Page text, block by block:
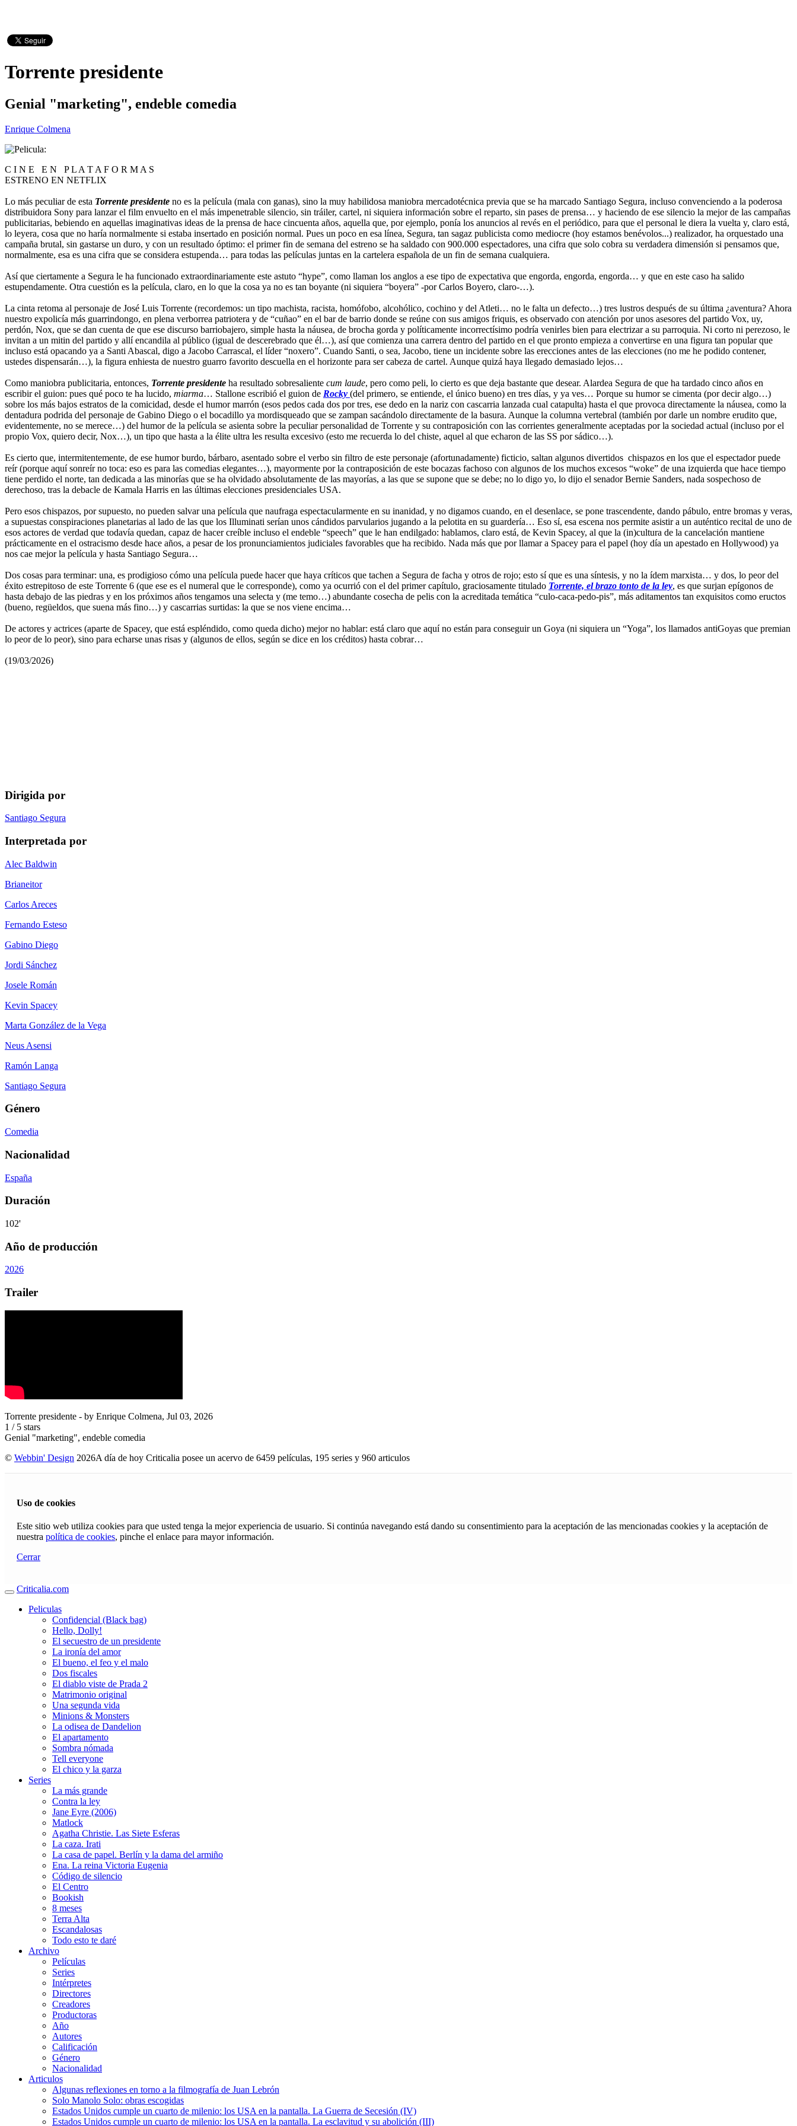
Torrente presidente
Genial "marketing", endeble comedia
Enrique Colmena
C I N E E N P L A T A F O R M A S
ESTRENO EN NETFLIX
Lo más peculiar de esta Torrente presidente no es la película (mala con ganas), sino la muy habilidosa maniobra mercadotécnica previa que se ha marcado Santiago Segura, incluso convenciendo a la poderosa
distribuidora Sony para lanzar el film envuelto en el más impenetrable silencio, sin tráiler, cartel, ni siquiera información sobre el reparto, sin pases de prensa… y haciendo de ese silencio la mejor de las campañas
publicitarias, bebiendo en aquellas imaginativas ideas de la prensa de hace cincuenta años, aquella que, por ejemplo, ponía los anuncios al revés en el periódico, para que el personal le diera la vuelta y, claro está,
lo leyera, cosa que no haría normalmente si estaba insertado en posición normal. Pues un poco en esa línea, Segura, tan sagaz publicista como mediocre (hoy estamos benévolos...) realizador, ha orquestado una
campaña brutal, sin gastarse un duro, y con un resultado óptimo: el primer fin de semana del estreno se ha saldado con 900.000 espectadores, una cifra que solo cobra su verdadera dimensión si pensamos que,
normalmente, esa es una cifra que se considera estupenda… para todas las películas juntas en la cartelera española de un fin de semana cualquiera.
Así que ciertamente a Segura le ha funcionado extraordinariamente este astuto “hype”, como llaman los anglos a ese tipo de expectativa que engorda, engorda, engorda… y que en este caso ha salido
estupendamente. Otra cuestión es la película, claro, en lo que la cosa ya no es tan boyante (ni siquiera “boyera” -por Carlos Boyero, claro-…).
La cinta retoma al personaje de José Luis Torrente (recordemos: un tipo machista, racista, homófobo, alcohólico, cochino y del Atleti… no le falta un defecto…) tres lustros después de su última ¿aventura? Ahora
nuestro expolicía más guarrindongo, en plena verborrea patriotera y de “cuñao” en el bar de barrio donde se reúne con sus amigos friquis, es observado con atención por unos asesores del partido Vox, uy,
perdón, Nox, que se dan cuenta de que ese discurso barriobajero, simple hasta la náusea, de brocha gorda y políticamente incorrectísimo podría venirles bien para electrizar a su parroquia. Ni corto ni perezoso, le
invitan a un mitin del partido y allí encandila al público (igual de descerebrado que él…), así que comienza una carrera dentro del partido en el que pronto empieza a convertirse en una figura tan popular que
incluso está opacando ya a Santi Abascal, digo a Jacobo Carrascal, el líder “noxero”. Cuando Santi, o sea, Jacobo, tiene un incidente sobre las erecciones antes de las elecciones (no me he podido contener,
ustedes dispensarán…), la figura enhiesta de nuestro guarro favorito descuella en el horizonte para ser cabeza de cartel. Aunque quizá haya llegado demasiado lejos…
Como maniobra publicitaria, entonces, Torrente presidente ha resultado sobresaliente cum laude, pero como peli, lo cierto es que deja bastante que desear. Alardea Segura de que ha tardado cinco años en
escribir el guion: pues qué poco te ha lucido, miarma… Stallone escribió el guion de Rocky (del primero, se entiende, el único bueno) en tres días, y ya ves… Porque su humor se cimenta (por decir algo…)
sobre los más bajos estratos de la comicidad, desde el humor marrón (esos pedos cada dos por tres, ese dedo en la nariz con cascarria lanzada cual catapulta) hasta el que provoca directamente la náusea, como la
dentadura podrida del personaje de Gabino Diego o el bocadillo ya mordisqueado que se zampan sacándolo directamente de la basura. Aunque la columna vertebral (también por darle un nombre erudito que,
evidentemente, no se merece…) del humor de la película se asienta sobre la peculiar personalidad de Torrente y su contraposición con las corrientes generalmente aceptadas por la sociedad actual (incluso por el
propio Vox, quiero decir, Nox…), un tipo que hasta a la élite ultra les resulta excesivo (esto me recuerda lo del chiste, aquel al que echaron de las SS por sádico…).
Es cierto que, intermitentemente, de ese humor burdo, bárbaro, asentado sobre el verbo sin filtro de este personaje (afortunadamente) ficticio, saltan algunos divertidos chispazos en los que el espectador puede
reír (porque aquí sonreír no toca: eso es para las comedias elegantes…), mayormente por la contraposición de este bocazas fachoso con algunos de los muchos excesos “woke” de una izquierda que hace tiempo
tiene perdido el norte, tan dedicada a las minorías que se ha olvidado absolutamente de las mayorías, a las que se supone que se debe; no lo digo yo, lo dijo el senador Bernie Sanders, nada sospechoso de
derechoso, tras la debacle de Kamala Harris en las últimas elecciones presidenciales USA.
Pero esos chispazos, por supuesto, no pueden salvar una película que naufraga espectacularmente en su inanidad, y no digamos cuando, en el desenlace, se pone trascendente, dando pábulo, entre bromas y veras,
a supuestas conspiraciones planetarias al lado de las que los Illuminati serían unos cándidos parvularios jugando a la pelotita en su guardería… Eso sí, esa escena nos permite asistir a un auténtico recital de uno de
esos actores de verdad que todavía quedan, capaz de hacer creíble incluso el endeble “speech” que le han endilgado: hablamos, claro está, de Kevin Spacey, al que la (in)cultura de la cancelación mantiene
prácticamente en el ostracismo desde hace años, a pesar de los pronunciamientos judiciales favorables que ha recibido. Nada más que por llamar a Spacey para el papel (hoy día un apestado en Hollywood) ya
nos cae mejor la película y hasta Santiago Segura…
Dos cosas para terminar: una, es prodigioso cómo una película puede hacer que haya críticos que tachen a Segura de facha y otros de rojo; esto sí que es una síntesis, y no la ídem marxista… y dos, lo peor del
éxito estrepitoso de este Torrente 6 (que ese es el numeral que le corresponde), como ya ocurrió con el del primer capítulo, graciosamente titulado Torrente, el brazo tonto de la ley, es que surjan epígonos de
hasta debajo de las piedras y en los próximos años tengamos una selecta y (me temo…) abundante cosecha de pelis con la acreditada temática “culo-caca-pedo-pis”, más aditamentos tan exquisitos como eructos
(bueno, regüeldos, que suena más fino…) y cascarrias surtidas: la que se nos viene encima…
De actores y actrices (aparte de Spacey, que está espléndido, como queda dicho) mejor no hablar: está claro que aquí no están para conseguir un Goya (ni siquiera un “Yoga”, los llamados antiGoyas que premian
lo peor de lo peor), sino para echarse unas risas y (algunos de ellos, según se dice en los créditos) hasta cobrar…
(19/03/2026)
Dirigida por
Santiago Segura
Interpretada por
Alec Baldwin
Brianeitor
Carlos Areces
Fernando Esteso
Gabino Diego
Jordi Sánchez
Josele Román
Kevin Spacey
Marta González de la Vega
Neus Asensi
Ramón Langa
Santiago Segura
Género
Comedia
Nacionalidad
España
Duración
102'
Año de producción
2026
Trailer
Torrente presidente - by Enrique Colmena, Jul 03, 2026
1 / 5 stars
Genial "marketing", endeble comedia
© Webbin' Design 2026A día de hoy Criticalia posee un acervo de 6459 películas, 195 series y 960 articulos
Uso de cookies
Este sitio web utiliza cookies para que usted tenga la mejor experiencia de usuario. Si continúa navegando está dando su consentimiento para la aceptación de las mencionadas cookies y la aceptación de
nuestra política de cookies, pinche el enlace para mayor información.
Cerrar
Criticalia.com
Peliculas
Confidencial (Black bag)
Hello, Dolly!
El secuestro de un presidente
La ironía del amor
El bueno, el feo y el malo
Dos fiscales
El diablo viste de Prada 2
Matrimonio original
Una segunda vida
Minions & Monsters
La odisea de Dandelion
El apartamento
Sombra nómada
Tell everyone
El chico y la garza
Series
La más grande
Contra la ley
Jane Eyre (2006)
Matlock
Agatha Christie. Las Siete Esferas
La caza. Irati
La casa de papel. Berlín y la dama del armiño
Ena. La reina Victoria Eugenia
Código de silencio
El Centro
Bookish
8 meses
Terra Alta
Escandalosas
Todo esto te daré
Archivo
Películas
Series
Intérpretes
Directores
Creadores
Productoras
Año
Autores
Calificación
Género
Nacionalidad
Articulos
Algunas reflexiones en torno a la filmografía de Juan Lebrón
Solo Manolo Solo: obras escogidas
Estados Unidos cumple un cuarto de milenio: los USA en la pantalla. La Guerra de Secesión (IV)
Estados Unidos cumple un cuarto de milenio: los USA en la pantalla. La esclavitud y su abolición (III)